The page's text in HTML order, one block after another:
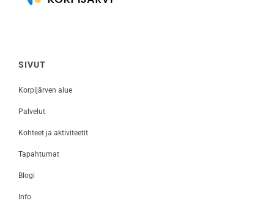
SIVUT
Korpijärven alue
Palvelut
Kohteet ja aktiviteetit
Tapahtumat
Blogi
Info